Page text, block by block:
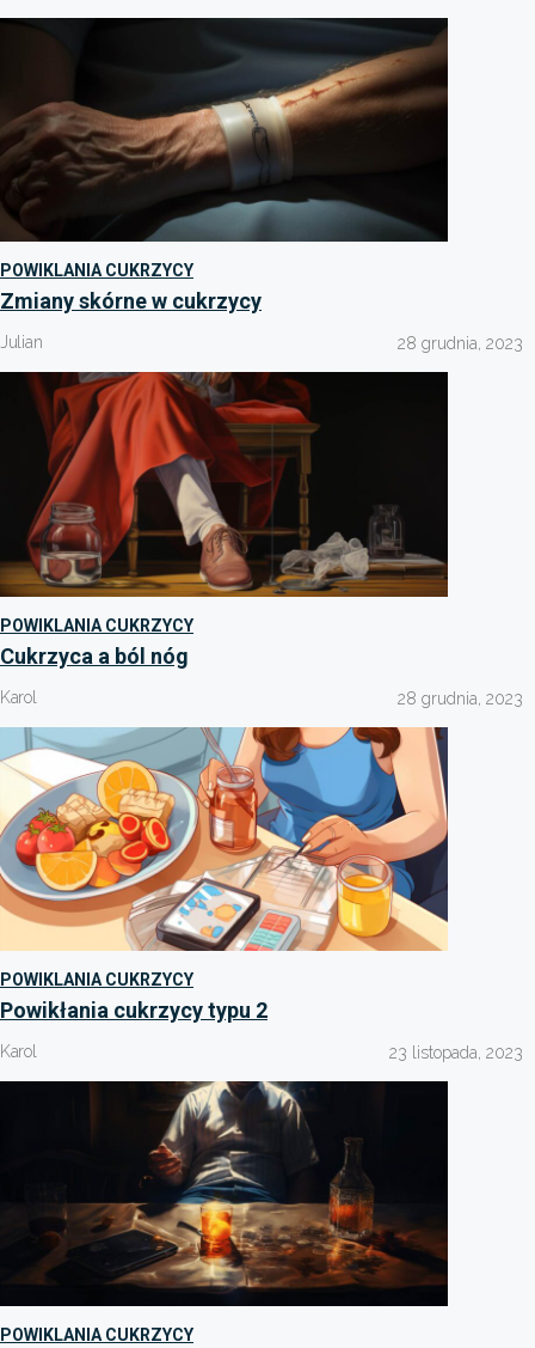
POWIKLANIA CUKRZYCY
Zmiany skórne w cukrzycy
Julian 28 grudnia, 2023
POWIKLANIA CUKRZYCY
Cukrzyca a ból nóg
Karol 28 grudnia, 2023
POWIKLANIA CUKRZYCY
Powikłania cukrzycy typu 2
Karol 23 listopada, 2023
POWIKLANIA CUKRZYCY